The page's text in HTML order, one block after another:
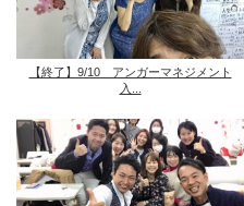
【終了】9/10 アンガーマネジメント
入...